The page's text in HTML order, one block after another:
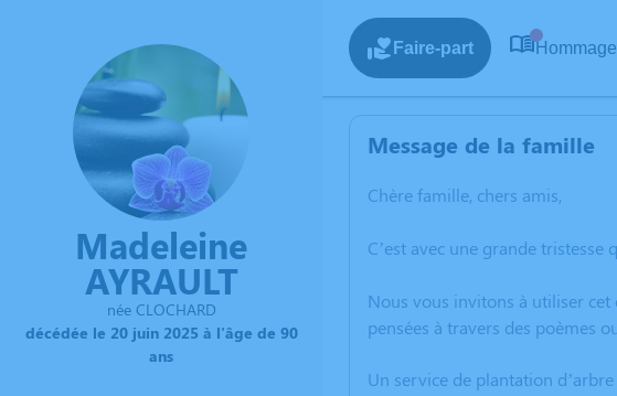
Madeleine
AYRAULT
née CLOCHARD
décédée le 20 juin 2025 à l'âge de 90
ans
Faire-part
Message de la famille
Chère famille, chers amis,
C’est avec une grande
Nous vous invitons à utiliser
pensées à travers des poèmes
Un service de plantation